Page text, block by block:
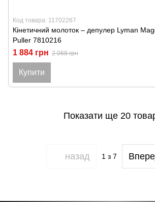
Код товара: 11702267
Кінетичний молоток – депулер Lyman
Puller 7810216
1 884 грн 2 068 грн
Купити
Показати ще 20
назад 1 з 7